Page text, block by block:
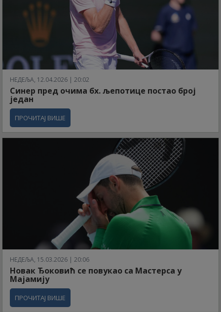
НЕДЕЉА, 12.04.2026 | 20:02
Синер пред очима бх. љепотице постао број
један
ПРОЧИТАЈ ВИШЕ
НЕДЕЉА, 15.03.2026 | 20:06
Новак Ђоковић се повукао са Мастерса у
Мајамију
ПРОЧИТАЈ ВИШЕ